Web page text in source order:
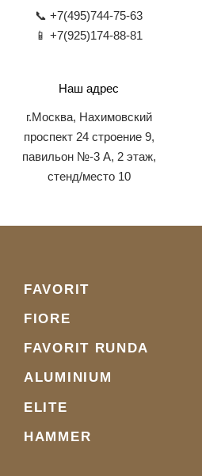
📞 +7(495)744-75-63
📱 +7(925)174-88-81
Наш адрес
г.Москва, Нахимовский
проспект 24 строение 9,
павильон №-3 А, 2 этаж,
стенд/место 10
FAVORIT
FIORE
FAVORIT RUNDA
ALUMINIUM
ELITE
HAMMER